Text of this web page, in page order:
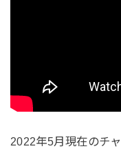
2022年5月現在のチ